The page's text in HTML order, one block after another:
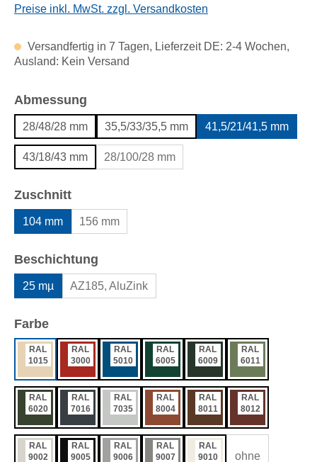
Preise inkl. MwSt. zzgl. Versandkosten
Versandfertig in 7 Tagen, Lieferzeit DE: 2-4 Wochen,
Ausland: Kein Versand
Abmessung
28/48/28 mm 35,5/33/35,5 mm 41,5/21/41,5 mm
43/18/43 mm 28/100/28 mm
Zuschnittauswählen
104 mm 156 mm
Beschichtung
25 mµ AZ185, AluZink
Farbeauswählen
RAL
1015
RAL
3000
RAL
5010
RAL
6005
RAL
6009
RAL
6011
RAL
6020
RAL
7016
RAL
7035
RAL
8004
RAL
8011
RAL
8012
RAL
9002
RAL
9005
RAL
9006
RAL
9007
RAL
9010
ohne